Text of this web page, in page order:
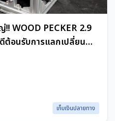
WOOD PECKER 2.9
ต้อนรับการแลกเปลี่ยน
เก็บเงินปลายทาง